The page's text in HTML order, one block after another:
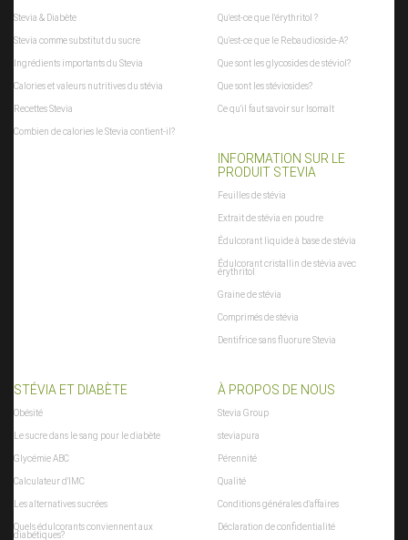
Stevia & Diabète
Stevia comme substitut du sucre
Ingrédients importants du Stevia
Calories et valeurs nutritives du stévia
Recettes Stevia
Combien de calories le Stevia contient-il?
Qu'est-ce que l'érythritol ?
Qu'est-ce que le Rebaudioside-A?
Que sont les glycosides de stéviol?
Que sont les stéviosides?
Ce qu'il faut savoir sur Isomalt
INFORMATION SUR LE
PRODUIT STEVIA
Feuilles de stévia
Extrait de stévia en poudre
Édulcorant liquide à base de stévia
Édulcorant cristallin de stévia avec
érythritol
Graine de stévia
Comprimés de stévia
Dentifrice sans fluorure Stevia
STÉVIA ET DIABÈTE
Obésité
Le sucre dans le sang pour le diabète
Glycémie ABC
Calculateur d'IMC
Les alternatives sucrées
Quels édulcorants conviennent aux
diabétiques?
À PROPOS DE NOUS
Stevia Group
steviapura
Pérennité
Qualité
Conditions générales d'affaires
Déclaration de confidentialité